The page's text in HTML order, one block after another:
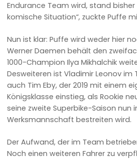
Endurance Team wird, stand bisher
komische Situation“, zuckte Puffe
Nun ist klar: Puffe wird weder hier
Werner Daemen behält den
1000-Champion Ilya Mikhalchik
Desweiteren ist Vladimir Leonov im
auch Tim Eby, der 2019 mit einem
Königsklasse einstieg, als Rookie
seine zweite Superbike-Saison nun
Werksmannschaft bestreiten wird.
Der Aufwand, der im Team
Noch einen weiteren Fahrer zu